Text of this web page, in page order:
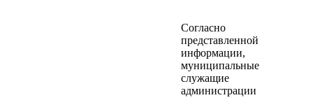
Согласно
представленной
информации,
муниципальные
служащие
администрации